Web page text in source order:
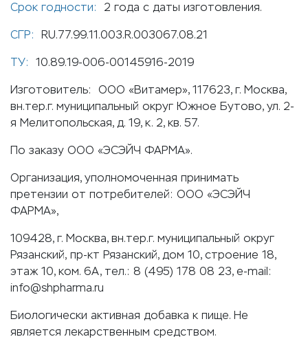
Срок годности: 2 года с даты изготовления.
СГР: RU.77.99.11.003.R.003067.08.21
ТУ: 10.89.19-006-00145916-2019
Изготовитель: ООО «Витамер», 117623, г. Москва,
вн.тер.г. муниципальный округ Южное Бутово, ул. 2-
я Мелитопольская, д. 19, к. 2, кв. 57.
По заказу ООО «ЭСЭЙЧ ФАРМА».
Организация, уполномоченная принимать
претензии от потребителей: ООО «ЭСЭЙЧ
ФАРМА»,
109428, г. Москва, вн.тер.г. муниципальный округ
Рязанский, пр-кт Рязанский, дом 10, строение 18,
этаж 10, ком. 6А, тел.: 8 (495) 178 08 23, e-mail:
info@shpharma.ru
Биологически активная добавка к пище. Не
является лекарственным средством.